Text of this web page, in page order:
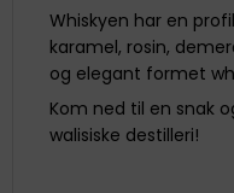
Whiskyen har en
karamel, rosin,
og elegant formet
Kom ned til en snak
walisiske destilleri!